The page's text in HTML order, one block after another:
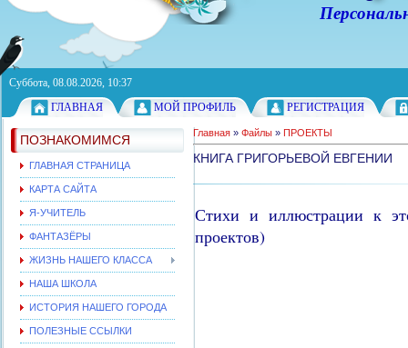
Персональный
Суббота, 08.08.2026, 10:37
ГЛАВНАЯ
МОЙ ПРОФИЛЬ РЕГИСТРАЦИЯ
ПОЗНАКОМИМСЯ
ГЛАВНАЯ СТРАНИЦА
КАРТА САЙТА
Я-УЧИТЕЛЬ
ФАНТАЗЁРЫ
ЖИЗНЬ НАШЕГО КЛАССА
НАША ШКОЛА
ИСТОРИЯ НАШЕГО ГОРОДА
ПОЛЕЗНЫЕ ССЫЛКИ
Главная » Файлы » ПРОЕКТЫ
КНИГА ГРИГОРЬЕВОЙ ЕВГЕНИИ
Стихи и иллюстрации к
проектов)